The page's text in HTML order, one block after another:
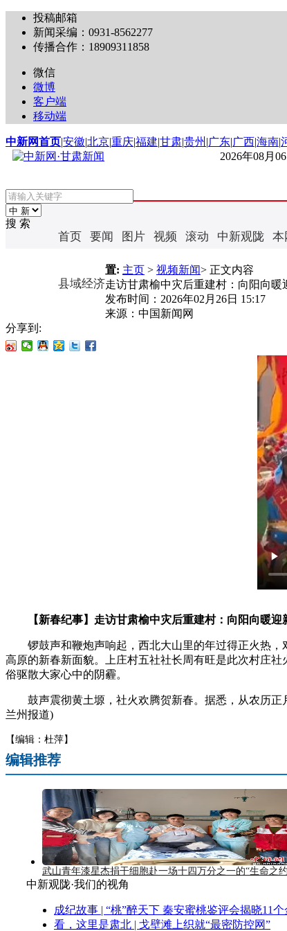
投稿邮箱
新闻采编：0931-8562277
传播合作：18909311858
微信
微博
客户端
移动端
中新网首页|安徽|北京|重庆|福建|甘肃|贵州 |广东|广西|海南|
2026年08月
搜 索
首页 要闻 图片 视频 滚动 中新观陇 本
县域经济
置: 主页 > 视频新闻> 正文内容
走访甘肃榆中灾后重建村：向阳向暖
发布时间： 2026年02月26日 15:17
来源： 中国新闻网
分享到:
【新春纪事】走访甘肃榆中灾后重建村：向阳向暖
锣鼓声和鞭炮声响起，西北大山里的年过得正火热，
高原的新春新面貌。上庄村五社社长周有旺是此次村庄
俗驱散大家心中的阴霾。
鼓声震彻黄土塬，社火欢腾贺新春。据悉，从农历正
兰州报道)
【编辑：杜萍】
编辑推荐
武山青年漆星杰捐干细胞赴一场十四万分之一的“生命之
中新观陇·我们的视角
成纪故事 | “桃”醉天下 秦安蜜桃鉴评会揭晓11个
看，这里是肃北 | 戈壁滩上织就“最密防控网”